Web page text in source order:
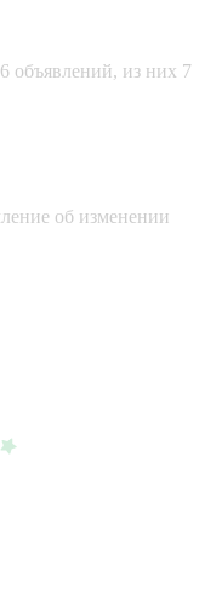
объявлений, из них 7
об изменении